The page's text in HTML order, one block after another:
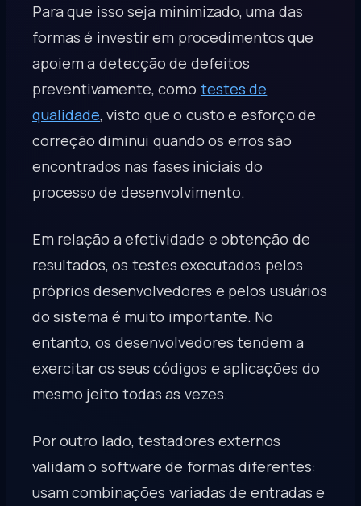
Para que isso seja minimizado, uma das
formas é investir em procedimentos que
apoiem a detecção de defeitos
preventivamente, como testes de
qualidade, visto que o custo e esforço de
correção diminui quando os erros são
encontrados nas fases iniciais do
processo de desenvolvimento.
Em relação a efetividade e obtenção de
resultados, os testes executados pelos
próprios desenvolvedores e pelos usuários
do sistema é muito importante. No
entanto, os desenvolvedores tendem a
exercitar os seus códigos e aplicações do
mesmo jeito todas as vezes.
Por outro lado, testadores externos
validam o software de formas diferentes:
usam combinações variadas de entradas e